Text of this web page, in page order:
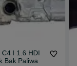
I 1.6 HDI
Bak Paliwa